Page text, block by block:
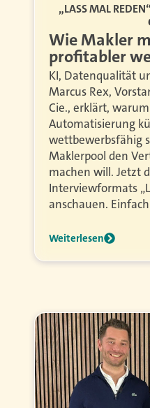
„LASS MAL
Wie Makler
profitabler
KI, Datenqualität
Marcus Rex,
Cie., erklärt,
Automatisierung
wettbewerbsfähig
Maklerpool den
machen will. Jetzt
Interviewformats
anschauen.
Weiterlesen